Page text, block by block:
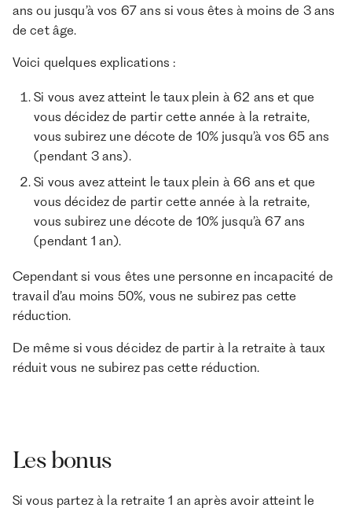
ans ou jusqu’à vos 67 ans si vous êtes à moins de 3 ans
de cet âge.
Voici quelques explications :
Si vous avez atteint le taux plein à 62 ans et que
vous décidez de partir cette année à la retraite,
vous subirez une décote de 10% jusqu’à vos 65 ans
(pendant 3 ans).
Si vous avez atteint le taux plein à 66 ans et que
vous décidez de partir cette année à la retraite,
vous subirez une décote de 10% jusqu’à 67 ans
(pendant 1 an).
Cependant si vous êtes une personne en incapacité de
travail d’au moins 50%, vous ne subirez pas cette
réduction.
De même si vous décidez de partir à la retraite à taux
réduit vous ne subirez pas cette réduction.
Les bonus
Si vous partez à la retraite 1 an après avoir atteint le